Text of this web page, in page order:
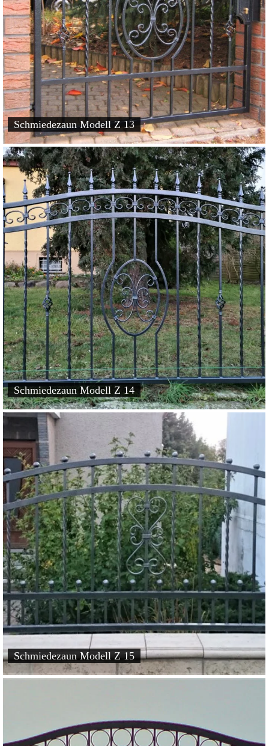
Schmiedezaun Modell Z 13
Schmiedezaun Modell Z 14
Schmiedezaun Modell Z 15